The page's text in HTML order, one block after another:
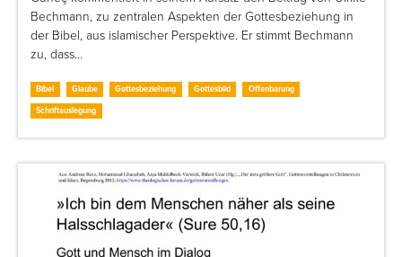
Bechmann, zu zentralen Aspekten der Gottesbeziehung in
der Bibel, aus islamischer Perspektive. Er stimmt Bechmann
zu, dass…
Bibel Glaube Gottesbeziehung Gottesbild
Offenbarung
Schriftauslegung